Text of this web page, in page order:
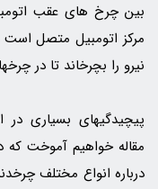
بین چرخ های عقب
نیرو را بچرخاند تا در
پیچیدگیهای بسیاری در
مقاله خواهیم آموخت که
درباره انواع مختلف